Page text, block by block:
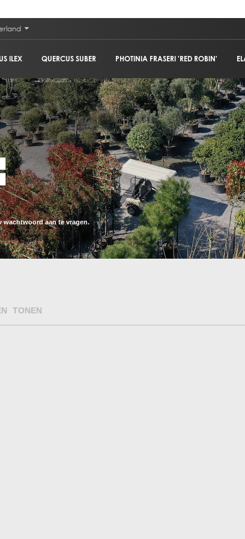
ILEX QUERCUS SUBER PHOTINIA FRASERI 'RED ROBIN'
wachtwoord aan te vragen.
TONEN